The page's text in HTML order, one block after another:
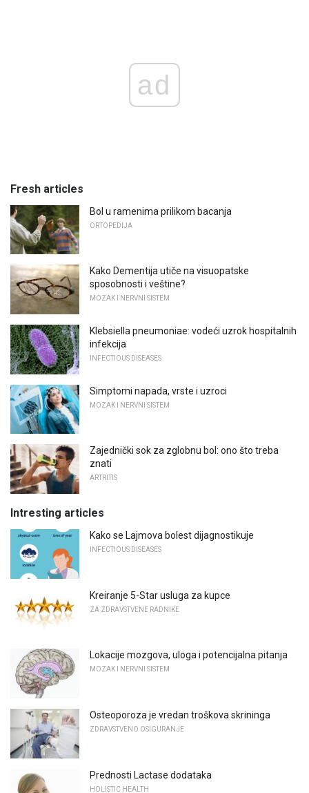
ad
Fresh articles
Bol u ramenima prilikom bacanja
ORTOPEDIJA
Kako Dementija utiče na visuopatske
sposobnosti i veštine?
MOZAK I NERVNI SISTEM
Klebsiella pneumoniae: vodeći uzrok hospitalnih
infekcija
INFECTIOUS DISEASES
Simptomi napada, vrste i uzroci
MOZAK I NERVNI SISTEM
Zajednički sok za zglobnu bol: ono što treba
znati
ARTRITIS
Intresting articles
Kako se Lajmova bolest dijagnostikuje
INFECTIOUS DISEASES
Kreiranje 5-Star usluga za kupce
ZA ZDRAVSTVENE RADNIKE
Lokacije mozgova, uloga i potencijalna pitanja
MOZAK I NERVNI SISTEM
Osteoporoza je vredan troškova skrininga
ZDRAVSTVENO OSIGURANJE
Prednosti Lactase dodataka
HOLISTIC HEALTH